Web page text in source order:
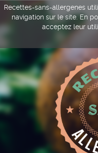
Recettes-sans-allergenes
navigation sur le site. En
acceptez leur